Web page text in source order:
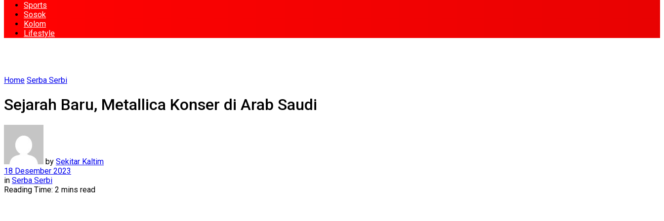
Sports
Sosok
Kolom
Lifestyle
Home Serba Serbi
Sejarah Baru, Metallica Konser di Arab Saudi
by Sekitar Kaltim
18 Desember 2023
in Serba Serbi
Reading Time: 2 mins read